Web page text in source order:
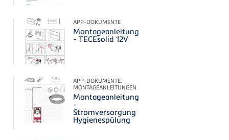
APP-DOKUMENTE
Montageanleitung
- TECEsolid 12V
APP-DOKUMENTE,
MONTAGEANLEITUNGEN
Montageanleitung
-
Stromversorgung
Hygienespülung